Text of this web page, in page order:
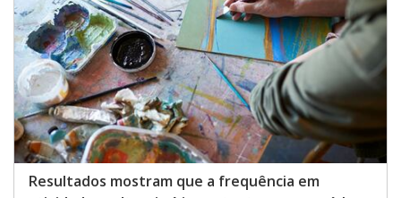
Resultados mostram que a frequência em